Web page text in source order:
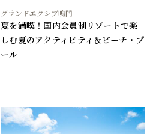
グランドエクシブ鳴門
夏を満喫！国内会員制リゾートで楽
しむ夏のアクティビティ＆ビーチ・プ
ール